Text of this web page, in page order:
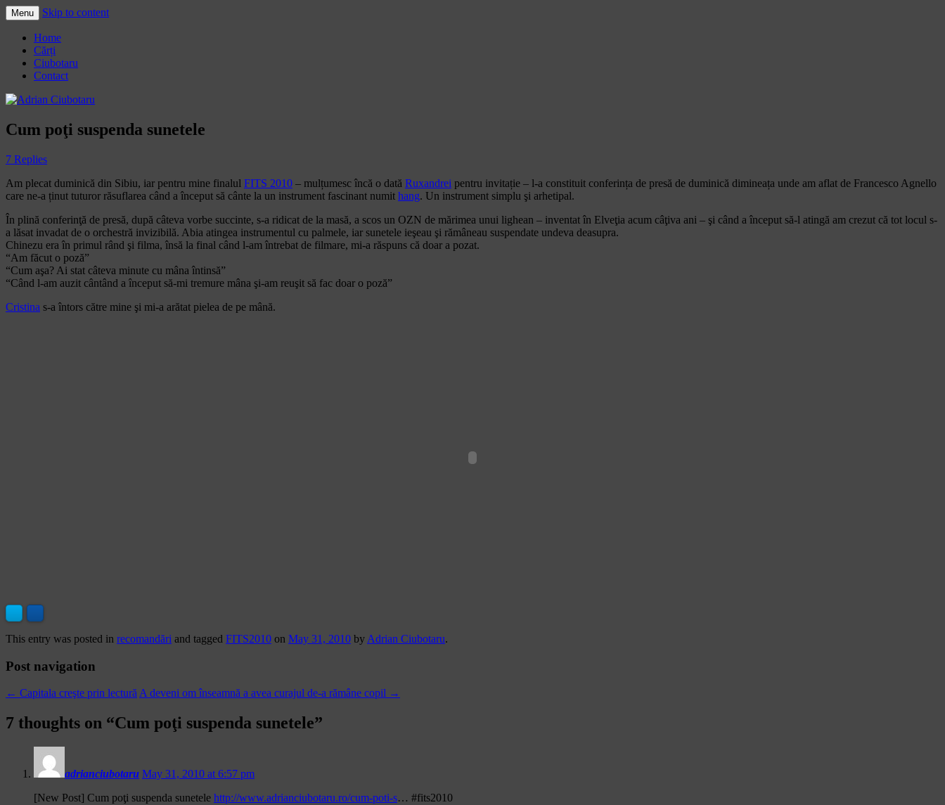
Adrian Ciubotaru
Menu Skip to content
Home
Cărți
Ciubotaru
Contact
Cum poţi suspenda sunetele
7 Replies
Am plecat duminică din Sibiu, iar pentru mine finalul FITS 2010 – mulțumesc încă o dată Ruxandrei pentru invitație – l-a constituit conferința de presă de duminică dimineața unde am aflat de Francesco Agnello
care ne-a ținut tuturor răsuflarea când a început să cânte la un instrument fascinant numit hang. Un instrument simplu şi arhetipal.
În plină conferinţă de presă, după câteva vorbe succinte, s-a ridicat de la masă, a scos un OZN de mărimea unui lighean – inventat în Elveţia acum câţiva ani – şi când a început să-l atingă am crezut că tot locul s-
a lăsat invadat de o orchestră invizibilă. Abia atingea instrumentul cu palmele, iar sunetele ieşeau şi rămâneau suspendate undeva deasupra.
Chinezu era în primul rând şi filma, însă la final când l-am întrebat de filmare, mi-a răspuns că doar a pozat.
“Am făcut o poză”
“Cum aşa? Ai stat câteva minute cu mâna întinsă”
“Când l-am auzit cântând a început să-mi tremure mâna şi-am reuşit să fac doar o poză”
Cristina s-a întors către mine şi mi-a arătat pielea de pe mână.
This entry was posted in recomandări and tagged FITS2010 on May 31, 2010 by Adrian Ciubotaru.
Post navigation
← Capitala creşte prin lectură A deveni om înseamnă a avea curajul de-a rămâne copil →
7 thoughts on “Cum poţi suspenda sunetele”
adrianciubotaru May 31, 2010 at 6:57 pm
[New Post] Cum poţi suspenda sunetele http://www.adrianciubotaru.ro/cum-poti-s… #fits2010